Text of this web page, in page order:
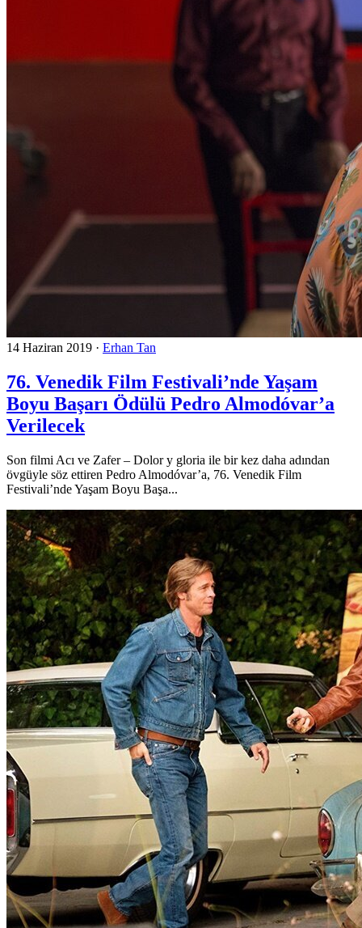
14 Haziran 2019 · Erhan Tan
76. Venedik Film Festivali’nde Yaşam
Boyu Başarı Ödülü Pedro Almodóvar’a
Verilecek
Son filmi Acı ve Zafer – Dolor y gloria ile bir kez daha adından
övgüyle söz ettiren Pedro Almodóvar’a, 76. Venedik Film
Festivali’nde Yaşam Boyu Başa...